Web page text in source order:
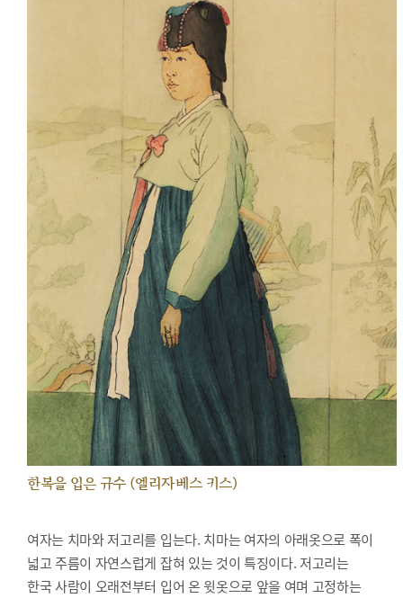
한복을 입은 규수 (엘리자베스 키스)
여자는 치마와 저고리를 입는다. 치마는 여자의 아래옷으로 폭이
넓고 주름이 자연스럽게 잡혀 있는 것이 특징이다. 저고리는
한국 사람이 오래전부터 입어 온 윗옷으로 앞을 여며 고정하는